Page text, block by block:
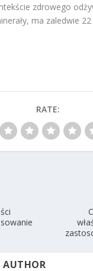
zdrowego
ma zaledwie 22
RATE:
AUTHOR